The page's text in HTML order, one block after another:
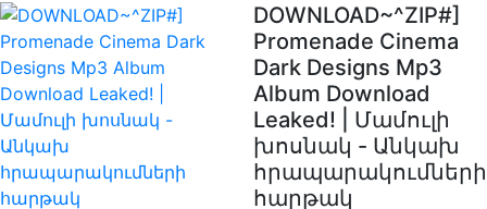
DOWNLOAD~^ZIP#]
Promenade Cinema
Dark Designs Mp3
Album Download
Leaked! | Մամուլի
խոսնակ - Անկախ
հրապարակումների
հարթակ